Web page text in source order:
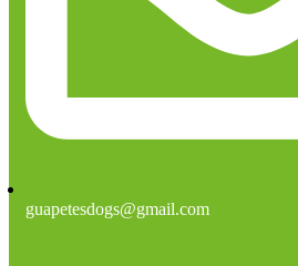
guapetesdogs@gmail.com